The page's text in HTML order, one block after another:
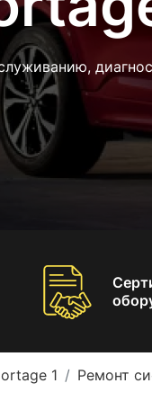
1 Ремонт